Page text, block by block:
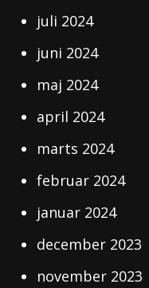
juli 2024
juni 2024
maj 2024
april 2024
marts 2024
februar 2024
januar 2024
december 2023
november 2023